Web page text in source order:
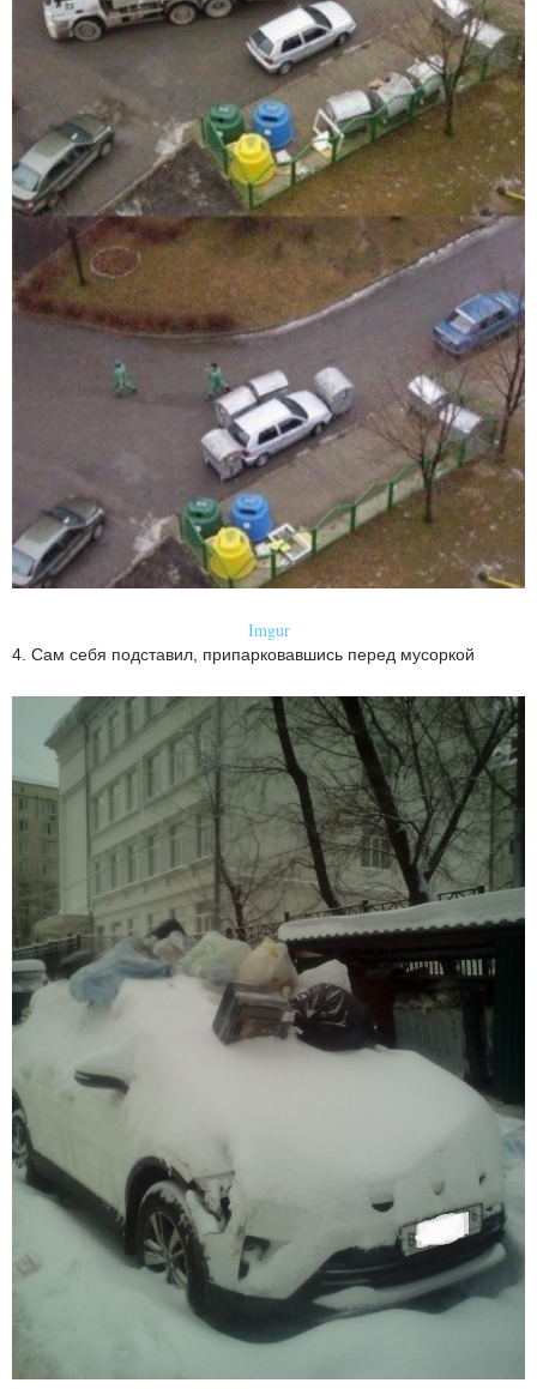
Imgur
4. Сам себя подставил, припарковавшись перед мусоркой